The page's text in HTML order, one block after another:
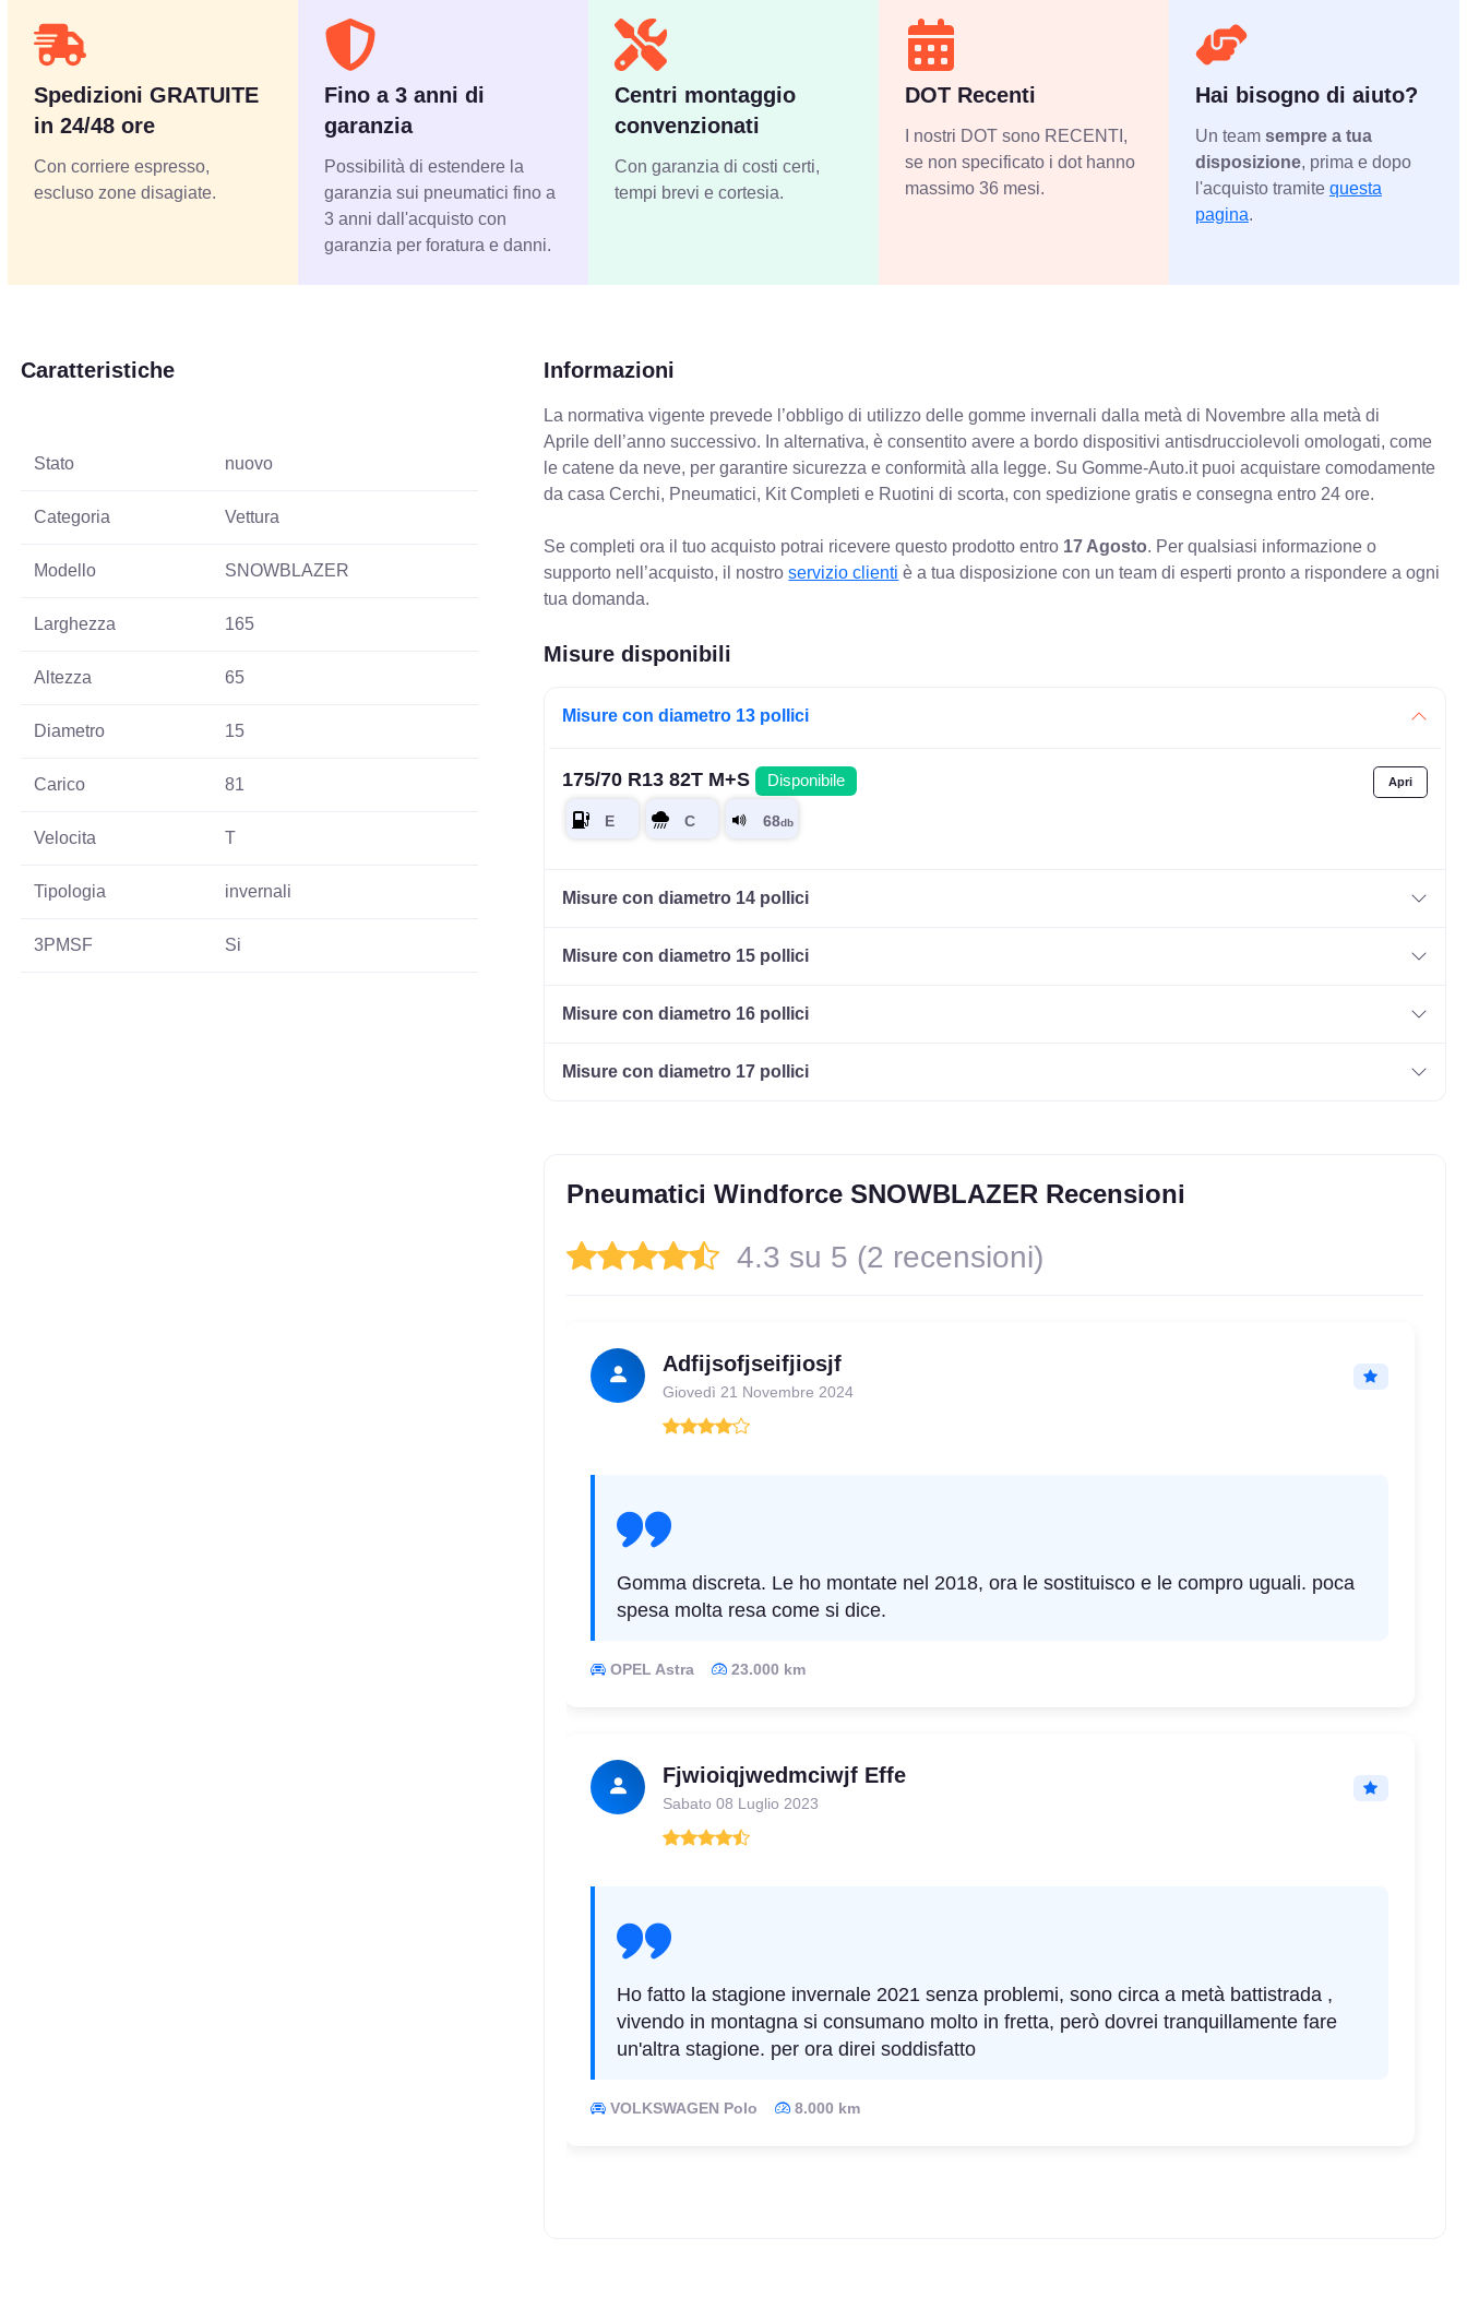
Spedizioni GRATUITE
in 24/48 ore
Con corriere espresso,
escluso zone disagiate.
Fino a 3 anni di
garanzia
Possibilità di estendere la
garanzia sui pneumatici fino a
3 anni dall'acquisto con
garanzia per foratura e danni.
Centri montaggio
convenzionati
Con garanzia di costi certi,
tempi brevi e cortesia.
DOT Recenti
I nostri DOT sono RECENTI,
se non specificato i dot hanno
massimo 36 mesi.
Hai bisogno di aiuto?
Un team sempre a tua
disposizione, prima e dopo
l'acquisto tramite questa
pagina.
Caratteristiche
Stato nuovo
Categoria Vettura
Modello SNOWBLAZER
Larghezza 165
Altezza 65
Diametro 15
Carico 81
Velocita T
Tipologia invernali
3PMSF Si
Informazioni
La normativa vigente prevede l’obbligo di utilizzo delle gomme invernali dalla metà di Novembre alla metà di
Aprile dell’anno successivo. In alternativa, è consentito avere a bordo dispositivi antisdrucciolevoli omologati, come
le catene da neve, per garantire sicurezza e conformità alla legge. Su Gomme-Auto.it puoi acquistare comodamente
da casa Cerchi, Pneumatici, Kit Completi e Ruotini di scorta, con spedizione gratis e consegna entro 24 ore.
Se completi ora il tuo acquisto potrai ricevere questo prodotto entro 17 Agosto. Per qualsiasi informazione o
supporto nell’acquisto, il nostroservizio clienti è a tua disposizione con un team di esperti pronto a rispondere a ogni
tua domanda.
Misure disponibili
Misure con diametro 13 pollici
175/70 R13 82T M+S Disponibile
Misure con diametro 14 pollici
Misure con diametro 15 pollici
Misure con diametro 16 pollici
Misure con diametro 17 pollici
Pneumatici Windforce SNOWBLAZER Recensioni
4.3 su 5 (2 recensioni)
Adfijsofjseifjiosjf
Giovedì 21 Novembre 2024
Gomma discreta. Le ho montate nel 2018, ora le sostituisco e le compro uguali. poca
spesa molta resa come si dice.
OPEL Astra 23.000 km
Fjwioiqjwedmciwjf Effe
Sabato 08 Luglio 2023
Ho fatto la stagione invernale 2021 senza problemi, sono circa a metà battistrada ,
vivendo in montagna si consumano molto in fretta, però dovrei tranquillamente fare
un'altra stagione. per ora direi soddisfatto
VOLKSWAGEN Polo 8.000 km